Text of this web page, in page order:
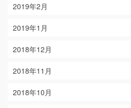
2019年2月
2019年1月
2018年12月
2018年11月
2018年10月